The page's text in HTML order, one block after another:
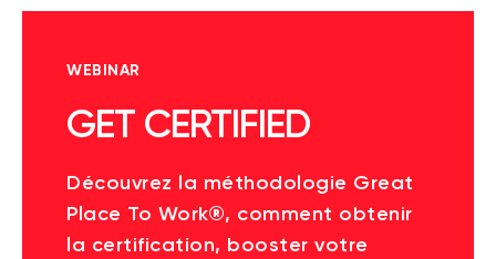
WEBINAR
GET CERTIFIED
Découvrez la méthodologie Great
Place To Work®, comment obtenir
la certification, booster votre